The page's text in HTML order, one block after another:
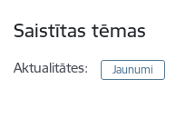
Saistītas tēmas
Aktualitātes: Jaunumi